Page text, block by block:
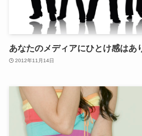
あなたのメディアにひとけ感はあ
2012年11月14日